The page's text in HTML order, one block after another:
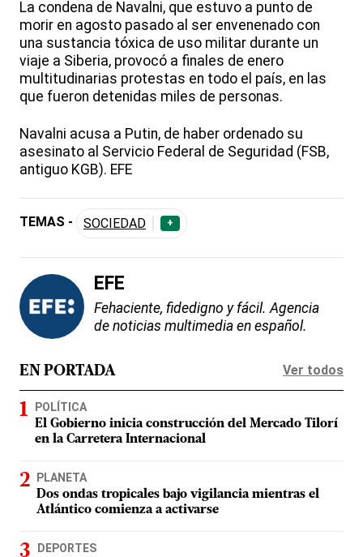
La condena de Navalni, que estuvo a punto de
morir en agosto pasado al ser envenenado con
una sustancia tóxica de uso militar durante un
viaje a Siberia, provocó a finales de enero
multitudinarias protestas en todo el país, en las
que fueron detenidas miles de personas.
Navalni acusa a Putin, de haber ordenado su
asesinato al Servicio Federal de Seguridad (FSB,
antiguo KGB). EFE
TEMAS - SOCIEDAD +
EFE
Fehaciente, fidedigno y fácil. Agencia
de noticias multimedia en español.
EN PORTADA Ver todos
POLÍTICA
El Gobierno inicia construcción del Mercado Tilorí
en la Carretera Internacional
PLANETA
Dos ondas tropicales bajo vigilancia mientras el
Atlántico comienza a activarse
DEPORTES